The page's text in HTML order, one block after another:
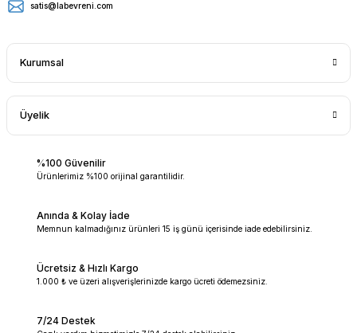
satis@labevreni.com
Kurumsal
Üyelik
%100 Güvenilir
Ürünlerimiz %100 orijinal garantilidir.
Anında & Kolay İade
Memnun kalmadığınız ürünleri 15 iş günü içerisinde iade edebilirsiniz.
Ücretsiz & Hızlı Kargo
1.000 ₺ ve üzeri alışverişlerinizde kargo ücreti ödemezsiniz.
7/24 Destek